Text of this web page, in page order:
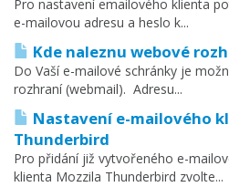
Pro nastavení emailového klienta
e-mailovou adresu a heslo k...
Kde naleznu webové
Do Vaší e-mailové schránky je
rozhraní (webmail). Adresu...
Nastavení e-mailového
Thunderbird
Pro přidání již vytvořeného e-
klienta Mozzila Thunderbird zvolte...